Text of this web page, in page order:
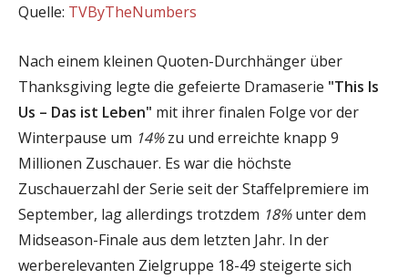
Quelle: TVByTheNumbers
Nach einem kleinen Quoten-Durchhänger über
Thanksgiving legte die gefeierte Dramaserie "This Is
Us – Das ist Leben" mit ihrer finalen Folge vor der
Winterpause um 14%zu und erreichte knapp 9
Millionen Zuschauer. Es war die höchste
Zuschauerzahl der Serie seit der Staffelpremiere im
September, lag allerdings trotzdem 18%unter dem
Midseason-Finale aus dem letzten Jahr. In der
werberelevanten Zielgruppe 18-49 steigerte sich